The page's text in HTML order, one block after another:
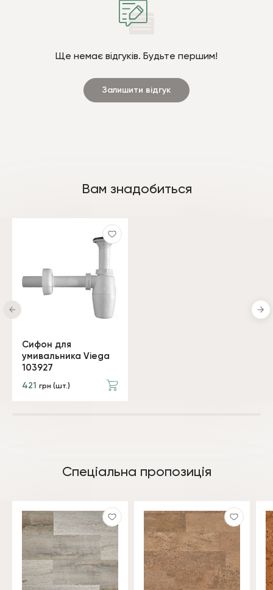
Ще немає відгуків. Будьте першим!
Залишити відгук
Вам знадобиться
Сифон для
умивальника Viega
103927
421 грн (шт.)
Спеціальна пропозиція